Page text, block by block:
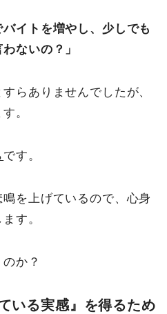
バイトを増やし、少しでも
ないの？」
らありませんでしたが、
。
です。
を上げているので、心身
す。
か？
いる実感』を得るため